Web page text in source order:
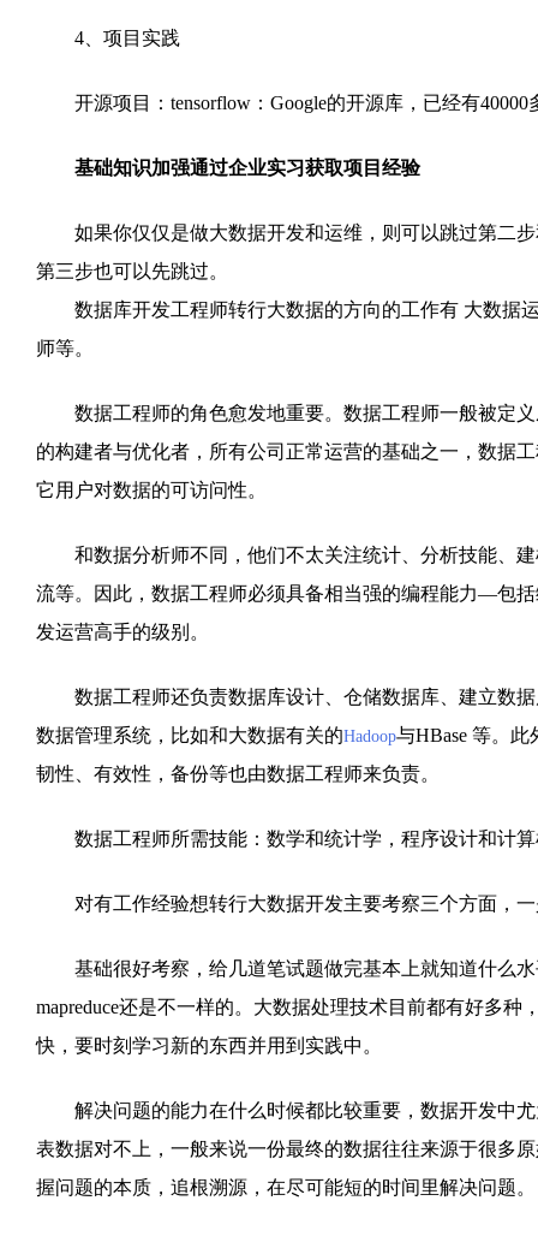
4、项目实践
开源项目：tensorflow：Google的开源库，已经有40000
基础知识加强通过企业实习获取项目经验
如果你仅仅是做大数据开发和运维，则可以跳过第二步
第三步也可以先跳过。
数据库开发工程师转行大数据的方向的工作有 大数据
师等。
数据工程师的角色愈发地重要。数据工程师一般被定义
的构建者与优化者，所有公司正常运营的基础之一，数据
它用户对数据的可访问性。
和数据分析师不同，他们不太关注统计、分析技能、建
流等。因此，数据工程师必须具备相当强的编程能力—包
发运营高手的级别。
数据工程师还负责数据库设计、仓储数据库、建立数据
数据管理系统，比如和大数据有关的Hadoop与HBase 等。
韧性、有效性，备份等也由数据工程师来负责。
数据工程师所需技能：数学和统计学，程序设计和计算
对有工作经验想转行大数据开发主要考察三个方面，一
基础很好考察，给几道笔试题做完基本上就知道什么水
mapreduce还是不一样的。大数据处理技术目前都有好多
快，要时刻学习新的东西并用到实践中。
解决问题的能力在什么时候都比较重要，数据开发中尤
表数据对不上，一般来说一份最终的数据往往来源于很多
握问题的本质，追根溯源，在尽可能短的时间里解决问题。